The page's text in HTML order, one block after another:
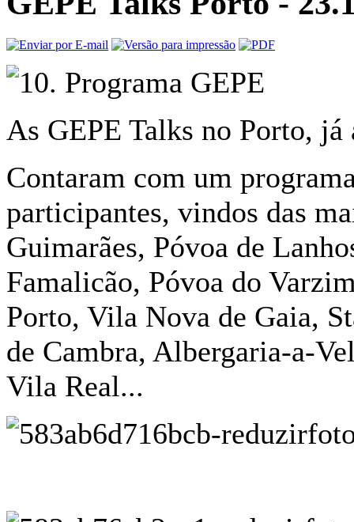
As GEPE Talks no Porto, já
Contaram com um
participantes, vindos das
Guimarães, Póvoa de
Famalicão, Póvoa do
Porto, Vila Nova de Gaia,
de Cambra, Albergaria-a-
Vila Real...